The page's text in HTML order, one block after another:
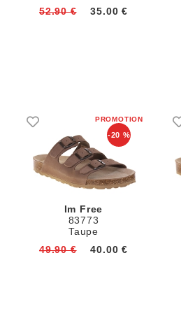
52.90 €
35.00 €
-20 %
Im Free
83773
Taupe
49.90 €
40.00 €